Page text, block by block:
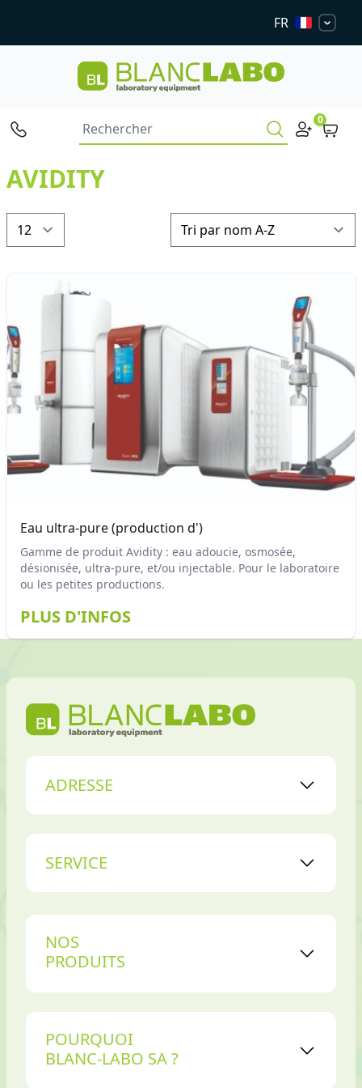
FR
0
AVIDITY
Eau ultra-pure (production d')
Gamme de produit Avidity : eau adoucie, osmosée,
désionisée, ultra-pure, et/ou injectable. Pour le laboratoire
ou les petites productions.
PLUS D'INFOS
ADRESSE
SERVICE
NOS
PRODUITS
POURQUOI
BLANC-LABO SA ?